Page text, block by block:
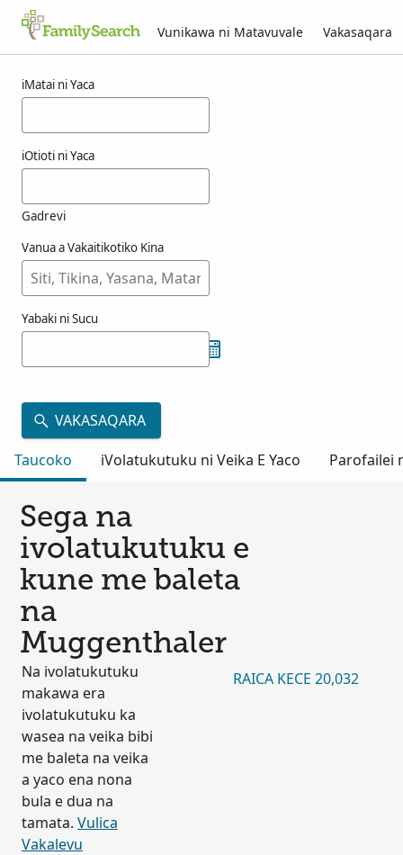
Vunikawa ni Matavuvale Vakasaqara
iMatai ni Yaca
iOtioti ni Yaca
Gadrevi
Vanua a Vakaitikotiko Kina
Yabaki ni Sucu
VAKASAQARA
Taucoko
iVolatukutuku ni Veika E Yaco Parofailei
Sega na
ivolatukutuku e
kune me baleta
na
Muggenthaler
Na ivolatukutuku
makawa era
ivolatukutuku ka
wasea na veika bibi
me baleta na veika
a yaco ena nona
bula e dua na
tamata. Vulica
Vakalevu
RAICA KECE 20,032